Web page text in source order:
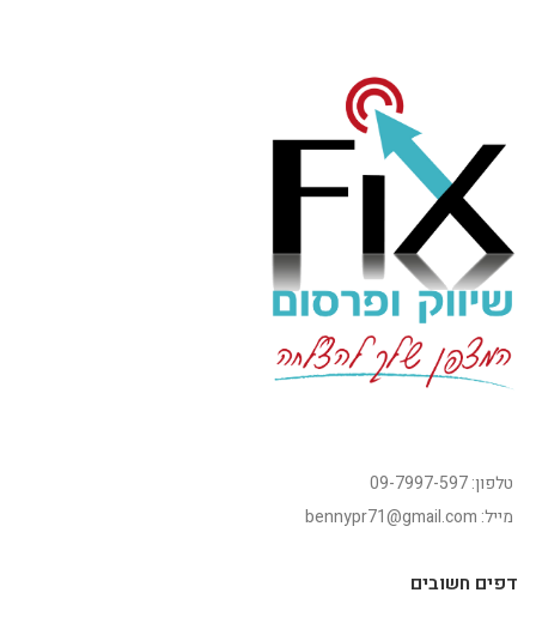
טלפון: 09-7997-597
מייל: bennypr71@gmail.com
דפים חשובים